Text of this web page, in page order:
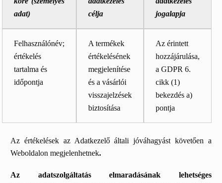
adat)
célja
jogalapja
Felhasználónév;
értékelés
tartalma és
időpontja
A termékek
értékelésének
megjelenítése
és a vásárlói
visszajelzések
biztosítása
Az érintett
hozzájárulása,
a GDPR 6.
cikk (1)
bekezdés a)
pontja
Az értékelések az Adatkezelő általi jóváhagyást követően a
Weboldalon megjelenhetnek.
Az adatszolgáltatás elmaradásának lehetséges